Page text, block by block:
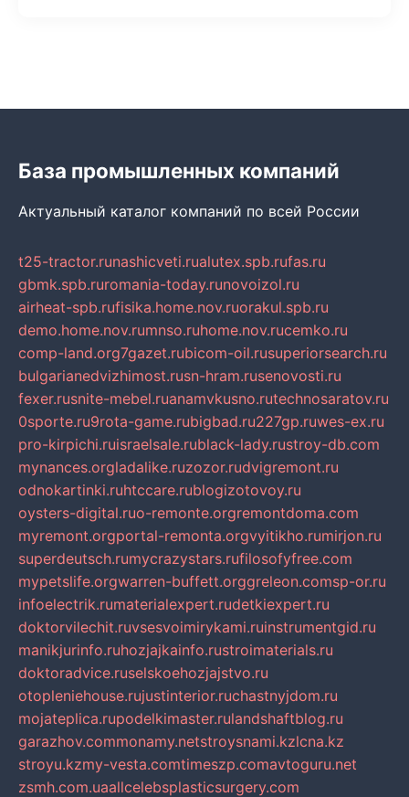
База промышленных компаний
Актуальный каталог компаний по всей России
t25-tractor.runashicveti.rualutex.spb.rufas.ru
gbmk.spb.ruromania-today.runovoizol.ru
airheat-spb.rufisika.home.nov.ruorakul.spb.ru
demo.home.nov.rumnso.ruhome.nov.rucemko.ru
comp-land.org7gazet.rubicom-oil.rusuperiorsearch.ru
bulgarianedvizhimost.rusn-hram.rusenovosti.ru
fexer.rusnite-mebel.ruanamvkusno.rutechnosaratov.ru
0sporte.ru9rota-game.rubigbad.ru227gp.ruwes-ex.ru
pro-kirpichi.ruisraelsale.rublack-lady.rustroy-db.com
mynances.orgladalike.ruzozor.rudvigremont.ru
odnokartinki.ruhtccare.rublogizotovoy.ru
oysters-digital.ruo-remonte.orgremontdoma.com
myremont.orgportal-remonta.orgvyitikho.rumirjon.ru
superdeutsch.rumycrazystars.rufilosofyfree.com
mypetslife.orgwarren-buffett.orggreleon.comsp-or.ru
infoelectrik.rumaterialexpert.rudetkiexpert.ru
doktorvilechit.ruvsesvoimirykami.ruinstrumentgid.ru
manikjurinfo.ruhozjajkainfo.rustroimaterials.ru
doktoradvice.ruselskoehozjajstvo.ru
otopleniehouse.rujustinterior.ruchastnyjdom.ru
mojateplica.rupodelkimaster.rulandshaftblog.ru
garazhov.commonamy.netstroysnami.kzlcna.kz
stroyu.kzmy-vesta.comtimeszp.comavtoguru.net
zsmh.com.uaallcelebsplasticsurgery.com